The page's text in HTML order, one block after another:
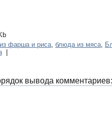
фарша и риса, блюда из мяса,
|
вывода комментариев: